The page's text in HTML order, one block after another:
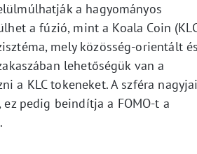
a hagyományos
a fúzió, mint a Koala Coin
mely közösség-orientált
lehetőségük van a
a KLC tokeneket. A szféra
pedig beindítja a FOMO-t a